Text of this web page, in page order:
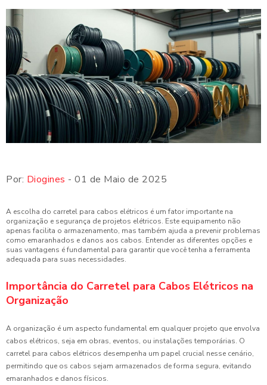
Por: Diogines - 01 de Maio de 2025
A escolha do carretel para cabos elétricos é um fator importante na
organização e segurança de projetos elétricos. Este equipamento não
apenas facilita o armazenamento, mas também ajuda a prevenir problemas
como emaranhados e danos aos cabos. Entender as diferentes opções e
suas vantagens é fundamental para garantir que você tenha a ferramenta
adequada para suas necessidades.
Importância do Carretel para Cabos Elétricos na
Organização
A organização é um aspecto fundamental em qualquer projeto que envolva
cabos elétricos, seja em obras, eventos, ou instalações temporárias. O
carretel para cabos elétricos desempenha um papel crucial nesse cenário,
permitindo que os cabos sejam armazenados de forma segura, evitando
emaranhados e danos físicos.